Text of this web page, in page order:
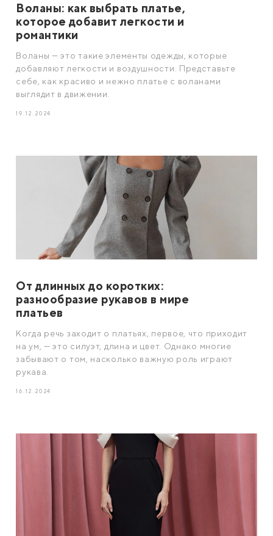
Воланы: как выбрать платье,
которое добавит легкости и
романтики
Воланы — это такие элементы одежды, которые
добавляют легкости и воздушности. Представьте
себе, как красиво и нежно платье с воланами
выглядит в движении.
19.12.2024
От длинных до коротких:
разнообразие рукавов в мире
платьев
Когда речь заходит о платьях, первое, что приходит
на ум, — это силуэт, длина и цвет. Однако многие
забывают о том, насколько важную роль играют
рукава.
16.12.2024